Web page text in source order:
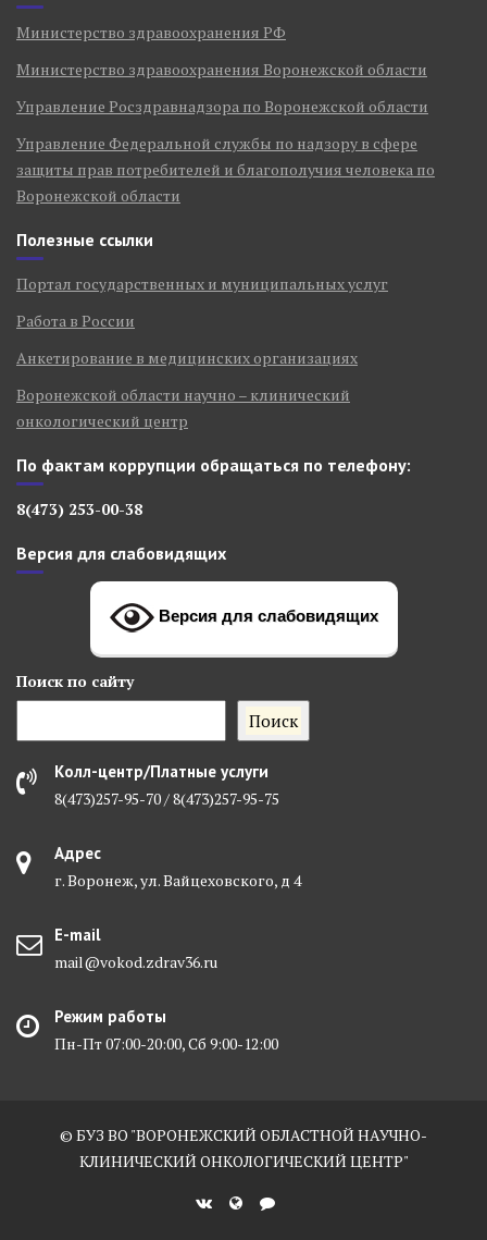
Министерство здравоохранения РФ
Министерство здравоохранения Воронежской области
Управление Росздравнадзора по Воронежской области
Управление Федеральной службы по надзору в сфере
защиты прав потребителей и благополучия человека по
Воронежской области
Полезные ссылки
Портал государственных и муниципальных услуг
Работа в России
Анкетирование в медицинских организациях
Воронежской области научно – клинический
онкологический центр
По фактам коррупции обращаться по телефону:
8(473) 253-00-38
Версия для слабовидящих
Версия для слабовидящих
Поиск по сайту
Поиск
Колл-центр/Платные услуги
8(473)257-95-70 / 8(473)257-95-75
Адрес
г. Воронеж, ул. Вайцеховского, д 4
E-mail
mail@vokod.zdrav36.ru
Режим работы
Пн-Пт 07:00-20:00, Сб 9:00-12:00
© БУЗ ВО "ВОРОНЕЖСКИЙ ОБЛАСТНОЙ НАУЧНО-
КЛИНИЧЕСКИЙ ОНКОЛОГИЧЕСКИЙ ЦЕНТР"